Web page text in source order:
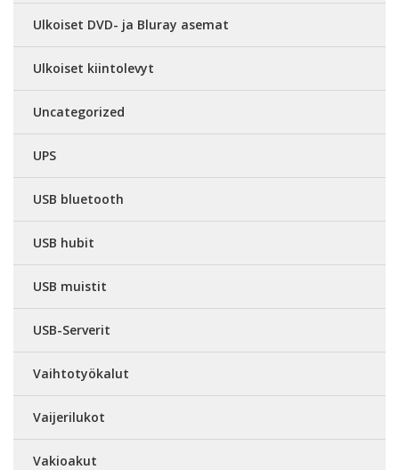
Ulkoiset DVD- ja Bluray asemat
Ulkoiset kiintolevyt
Uncategorized
UPS
USB bluetooth
USB hubit
USB muistit
USB-Serverit
Vaihtotyökalut
Vaijerilukot
Vakioakut